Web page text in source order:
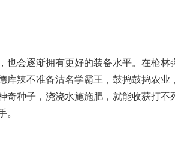
也会逐渐拥有更好的装备水平。在枪林
库辣不准备沽名学霸王，鼓捣鼓捣农业
奇种子，浇浇水施施肥，就能收获打不
。